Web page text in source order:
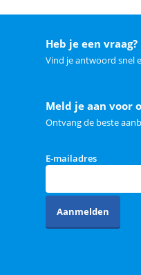
Heb je een vraag?
Vind je antwoord snel
Meld je aan voor
Ontvang de beste
E-mailadres
Aanmelden